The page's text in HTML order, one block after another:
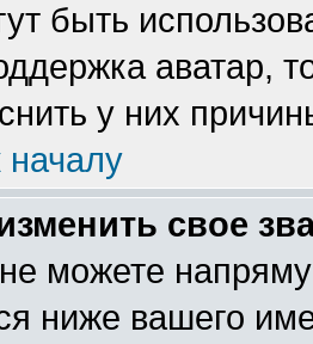
быть
аватар,
у них
началу
свое
можете
ниже вашего